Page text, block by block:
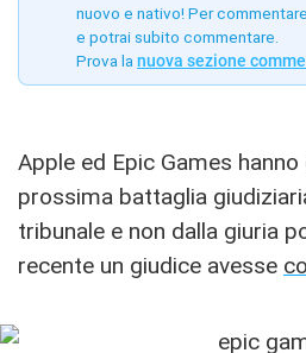
nuovo e nativo! Per
e potrai subito commentare.
Prova la nuova sezione
Apple ed Epic Games
prossima battaglia
tribunale e non dalla giuria
recente un giudice avesse